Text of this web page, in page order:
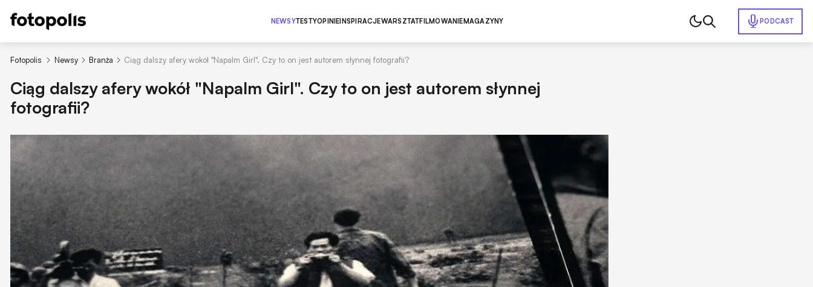
NEWSYTESTYOPINIEINSPIRACJEWARSZTATFILMOWANIEMAGAZYNY PODCAST
Fotopolis Newsy Branża Ciąg dalszy afery wokół "Napalm Girl". Czy to on jest autorem słynnej fotografii?
Ciąg dalszy afery wokół "Napalm Girl". Czy to on jest autorem słynnej
fotografii?